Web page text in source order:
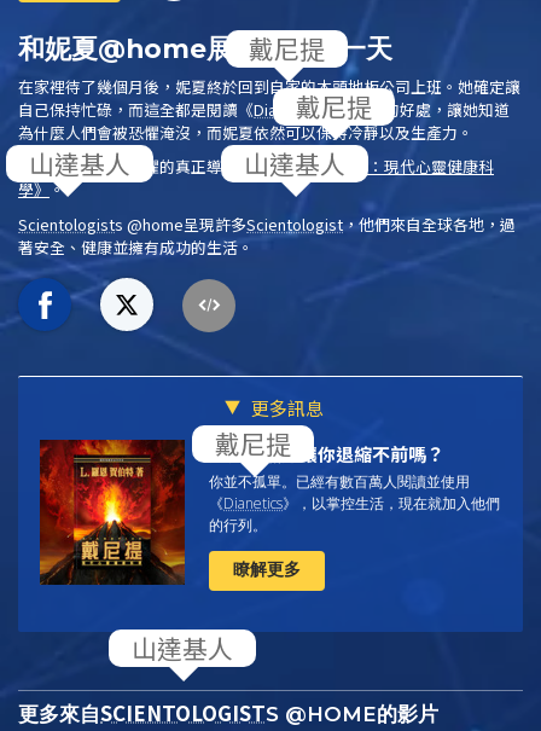
和妮夏@home展開全新的一天
在家裡待了幾個月後，妮夏終於回到自家的木頭地板公司上班。她確定讓
自己保持忙碌，而這全都是閱讀 《Dianetics 》所帶來的好處，讓她知道
為什麼人們會被恐懼淹沒，而妮夏依然可以保持冷靜以及生產力。
學習造成壓力和恐懼的真正導因。閱讀《Dianetics ：現代心靈健康科
學》。
Scientologists @home呈現許多Scientologist ，他們來自全球各地，過
著安全、健康並擁有成功的生活。
更多訊息
壓力和焦慮讓你退縮不前嗎？
你並不孤單。已經有數百萬人閱讀並使用
《Dianetics》，以掌控生活，現在就加入他們
的行列。
瞭解更多
更多來自SCIENTOLOGISTS @HOME的影片
戴尼提
戴尼提
山達基人
山達基人
戴尼提
山達基人